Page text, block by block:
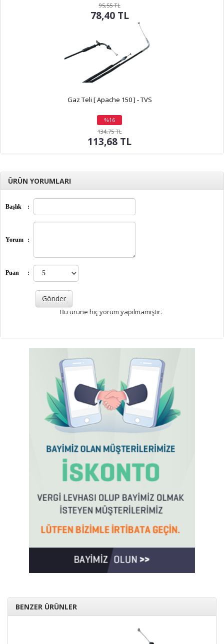
95,55 TL
78,40 TL
Gaz Teli [ Apache 150 ] - TVS
%16
indirim
134,75 TL
113,68 TL
ÜRÜN YORUMLARI
Başlık :
Yorum :
Puan :
Bu ürüne hiç yorum yapılmamıştır.
BENZER ÜRÜNLER